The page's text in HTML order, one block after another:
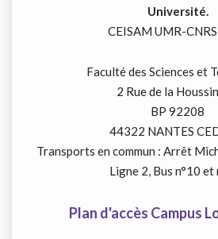
Université.
CEISAM UMR-
Faculté des Sciences et
2 Rue de la
BP 92208
44322 NANTES
Transports en commun : Arrêt
Ligne 2, Bus n°10 et
Plan d'accès Campus